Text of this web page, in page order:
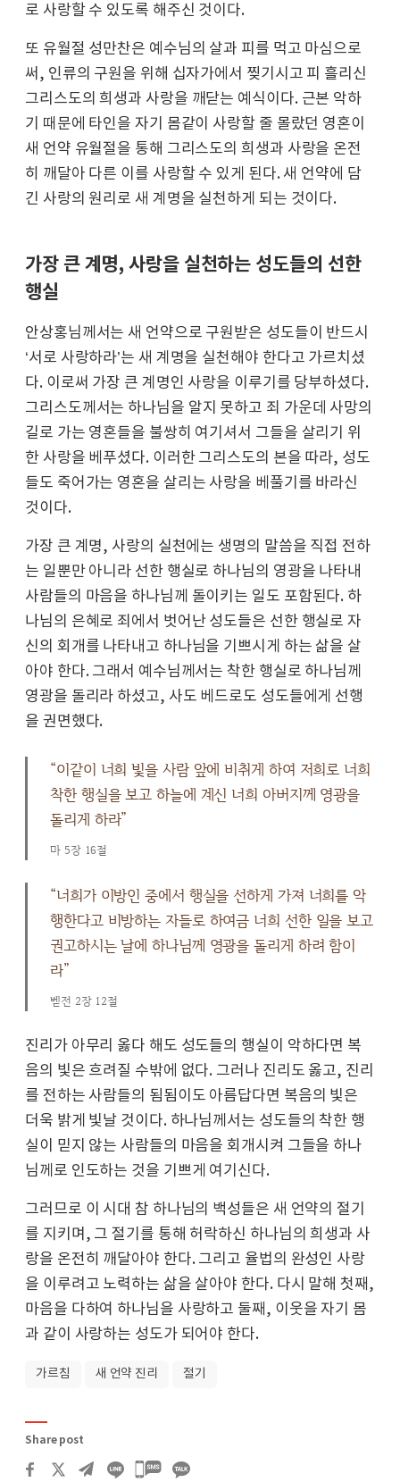
로 사랑할 수 있도록 해주신 것이다.
또 유월절 성만찬은 예수님의 살과 피를 먹고 마심으로
써, 인류의 구원을 위해 십자가에서 찢기시고 피 흘리신
그리스도의 희생과 사랑을 깨닫는 예식이다. 근본 악하
기 때문에 타인을 자기 몸같이 사랑할 줄 몰랐던 영혼이
새 언약 유월절을 통해 그리스도의 희생과 사랑을 온전
히 깨달아 다른 이를 사랑할 수 있게 된다. 새 언약에 담
긴 사랑의 원리로 새 계명을 실천하게 되는 것이다.
가장 큰 계명, 사랑을 실천하는 성도들의 선한
행실
안상홍님께서는 새 언약으로 구원받은 성도들이 반드시
‘서로 사랑하라’는 새 계명을 실천해야 한다고 가르치셨
다. 이로써 가장 큰 계명인 사랑을 이루기를 당부하셨다.
그리스도께서는 하나님을 알지 못하고 죄 가운데 사망의
길로 가는 영혼들을 불쌍히 여기셔서 그들을 살리기 위
한 사랑을 베푸셨다. 이러한 그리스도의 본을 따라, 성도
들도 죽어가는 영혼을 살리는 사랑을 베풀기를 바라신
것이다.
가장 큰 계명, 사랑의 실천에는 생명의 말씀을 직접 전하
는 일뿐만 아니라 선한 행실로 하나님의 영광을 나타내
사람들의 마음을 하나님께 돌이키는 일도 포함된다. 하
나님의 은혜로 죄에서 벗어난 성도들은 선한 행실로 자
신의 회개를 나타내고 하나님을 기쁘시게 하는 삶을 살
아야 한다. 그래서 예수님께서는 착한 행실로 하나님께
영광을 돌리라 하셨고, 사도 베드로도 성도들에게 선행
을 권면했다.
“이같이 너희 빛을 사람 앞에 비취게 하여 저희로 너희
착한 행실을 보고 하늘에 계신 너희 아버지께 영광을
돌리게 하라”
마 5장 16절
“너희가 이방인 중에서 행실을 선하게 가져 너희를 악
행한다고 비방하는 자들로 하여금 너희 선한 일을 보고
권고하시는 날에 하나님께 영광을 돌리게 하려 함이
라”
벧전 2장 12절
진리가 아무리 옳다 해도 성도들의 행실이 악하다면 복
음의 빛은 흐려질 수밖에 없다. 그러나 진리도 옳고, 진리
를 전하는 사람들의 됨됨이도 아름답다면 복음의 빛은
더욱 밝게 빛날 것이다. 하나님께서는 성도들의 착한 행
실이 믿지 않는 사람들의 마음을 회개시켜 그들을 하나
님께로 인도하는 것을 기쁘게 여기신다.
그러므로 이 시대 참 하나님의 백성들은 새 언약의 절기
를 지키며, 그 절기를 통해 허락하신 하나님의 희생과 사
랑을 온전히 깨달아야 한다. 그리고 율법의 완성인 사랑
을 이루려고 노력하는 삶을 살아야 한다. 다시 말해 첫째,
마음을 다하여 하나님을 사랑하고 둘째, 이웃을 자기 몸
과 같이 사랑하는 성도가 되어야 한다.
가르침 새 언약 진리 절기
Share post
카카오톡